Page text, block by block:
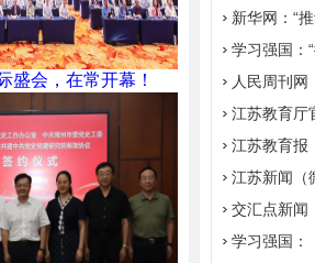
盛会，在常开幕！
新华网：“
学习强国：
人民周刊
江苏教育厅
江苏教育报
江苏新闻（
交汇点新闻
学习强国：